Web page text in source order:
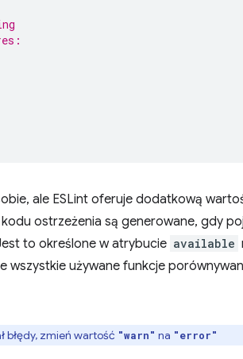
ale ESLint oferuje dodatkową
ostrzeżenia są generowane, gdy
to określone w atrybucie available
wszystkie używane funkcje
błędy, zmień wartość "warn" na "error"